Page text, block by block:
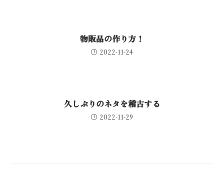
物販品の作り方！
2022-11-24
久しぶりのネタを稽古する
2022-11-29